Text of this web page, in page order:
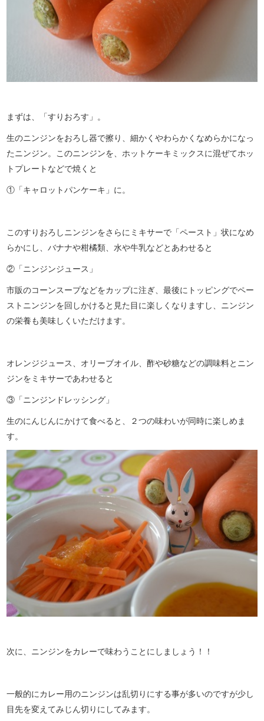
まずは、「すりおろす」。
生のニンジンをおろし器で擦り、細かくやわらかくなめらかになっ
たニンジン。このニンジンを、ホットケーキミックスに混ぜてホッ
トプレートなどで焼くと
①「キャロットパンケーキ」に。
このすりおろしニンジンをさらにミキサーで「ペースト」状になめ
らかにし、バナナや柑橘類、水や牛乳などとあわせると
②「ニンジンジュース」
市販のコーンスープなどをカップに注ぎ、最後にトッピングでペー
ストニンジンを回しかけると見た目に楽しくなりますし、ニンジン
の栄養も美味しくいただけます。
オレンジジュース、オリーブオイル、酢や砂糖などの調味料とニン
ジンをミキサーであわせると
③「ニンジンドレッシング」
生のにんじんにかけて食べると、２つの味わいが同時に楽しめま
す。
次に、ニンジンをカレーで味わうことにしましょう！！
一般的にカレー用のニンジンは乱切りにする事が多いのですが少し
目先を変えてみじん切りにしてみます。